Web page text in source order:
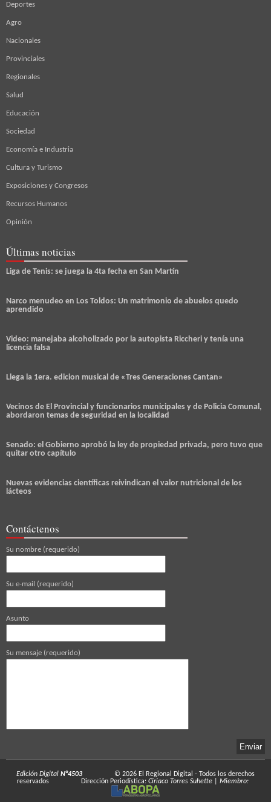
Deportes
Agro
Nacionales
Provinciales
Regionales
Salud
Educación
Sociedad
Economía e Industria
Cultura y Turismo
Exposiciones y Congresos
Recursos Humanos
Opinión
Últimas noticias
Liga de Tenis: se juega la 4ta fecha en San Martín
Narco menudeo en Los Toldos: Un matrimonio de abuelos quedo
aprendido
Video: manejaba alcoholizado por la autopista Riccheri y tenía una
licencia falsa
Llega la 1era. edicion musical de «Tres Generaciones Cantan»
Vecinos de El Provincial y funcionarios municipales y de Policia Comunal,
abordaron temas de seguridad en la localidad
Senado: el Gobierno aprobó la ley de propiedad privada, pero tuvo que
quitar otro capítulo
Nuevas evidencias científicas reivindican el valor nutricional de los
lácteos
Contáctenos
Su nombre (requerido)
Su e-mail (requerido)
Asunto
Su mensaje (requerido)
Edición Digital N°4503 © 2026 El Regional Digital - Todos los derechos
reservados
Dirección Periodística: Ciriaco Torres Suhette Miembro: